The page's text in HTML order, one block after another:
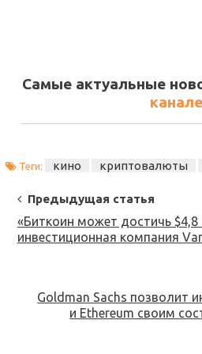
Самые актуальные
канале
Теги: кино криптовалюты
Post
Navigation
Предыдущая статья
«Биткоин может достичь
инвестиционная компания
Goldman Sachs позволит
и Ethereum своим